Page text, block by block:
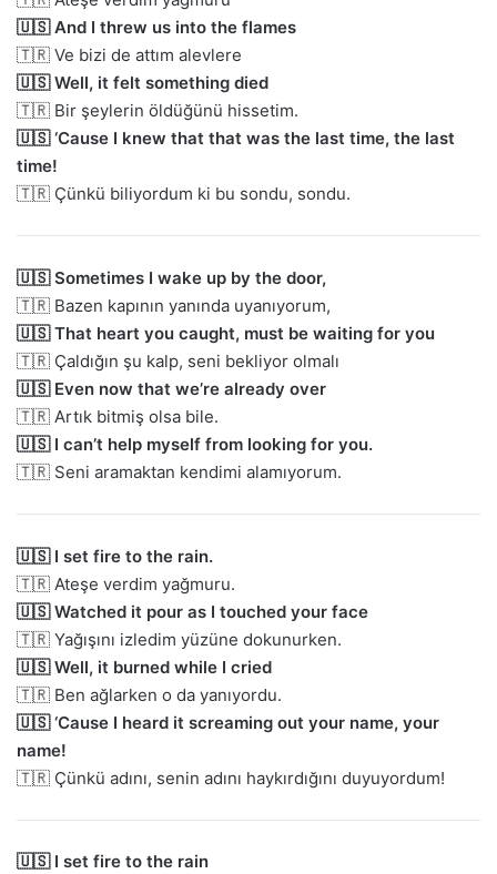
🇺🇸 And I threw us into the flames
🇹🇷 Ve bizi de attım alevlere
🇺🇸 Well, it felt something died
🇹🇷 Bir şeylerin öldüğünü hissetim.
🇺🇸 ‘Cause I knew that that was the last time, the last
time!
🇹🇷 Çünkü biliyordum ki bu sondu, sondu.
🇺🇸 Sometimes I wake up by the door,
🇹🇷 Bazen kapının yanında uyanıyorum,
🇺🇸 That heart you caught, must be waiting for you
🇹🇷 Çaldığın şu kalp, seni bekliyor olmalı
🇺🇸 Even now that we’re already over
🇹🇷 Artık bitmiş olsa bile.
🇺🇸 I can’t help myself from looking for you.
🇹🇷 Seni aramaktan kendimi alamıyorum.
🇺🇸 I set fire to the rain.
🇹🇷 Ateşe verdim yağmuru.
🇺🇸 Watched it pour as I touched your face
🇹🇷 Yağışını izledim yüzüne dokunurken.
🇺🇸 Well, it burned while I cried
🇹🇷 Ben ağlarken o da yanıyordu.
🇺🇸 ‘Cause I heard it screaming out your name, your
name!
🇹🇷 Çünkü adını, senin adını haykırdığını duyuyordum!
🇺🇸 I set fire to the rain